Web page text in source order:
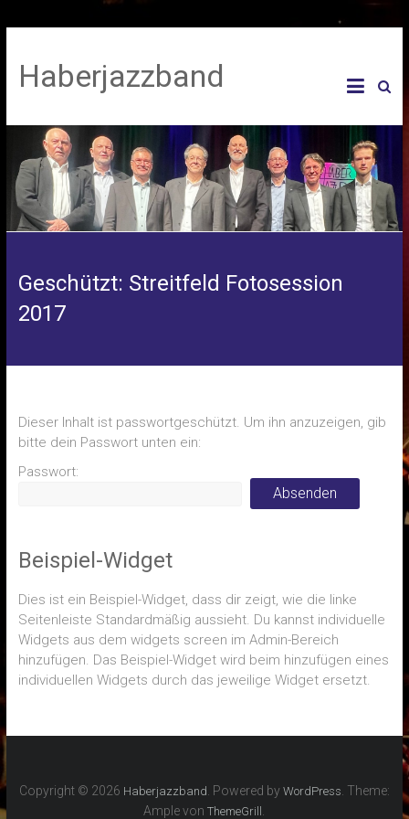
Haberjazzband
Geschützt: Streitfeld Fotosession
2017
Dieser Inhalt ist passwortgeschützt. Um ihn anzuzeigen, gib
bitte dein Passwort unten ein:
Passwort:
Beispiel-Widget
Dies ist ein Beispiel-Widget, dass dir zeigt, wie die linke
Seitenleiste Standardmäßig aussieht. Du kannst individuelle
Widgets aus dem widgets screen im Admin-Bereich
hinzufügen. Das Beispiel-Widget wird beim hinzufügen eines
individuellen Widgets durch das jeweilige Widget ersetzt.
Copyright © 2026 Haberjazzband. Powered by WordPress. Theme:
Ample vonThemeGrill .